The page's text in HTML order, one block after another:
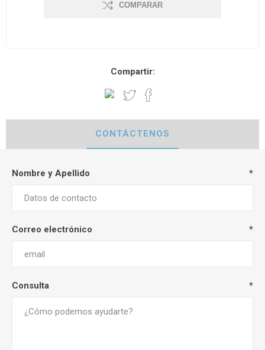
COMPARAR
Compartir:
CONTÁCTENOS
Nombre y Apellido *
Correo electrónico *
Consulta *